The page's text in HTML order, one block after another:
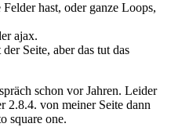
hast, oder ganze Loops,
ajax.
Seite, aber das tut das
schon vor Jahren. Leider
2.8.4. von meiner Seite dann
square one.